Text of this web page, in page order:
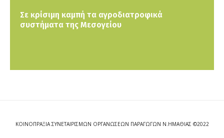
Σε κρίσιμη καμπή τα αγροδιατροφικά
συστήματα της Μεσογείου
ΚΟΙΝΟΠΡΑΞΙΑ ΣΥΝΕΤΑΙΡΙΣΜΩΝ ΟΡΓΑΝΩΣΕΩΝ ΠΑΡΑΓΩΓΩΝ Ν.ΗΜΑΘΙΑΣ ©2022